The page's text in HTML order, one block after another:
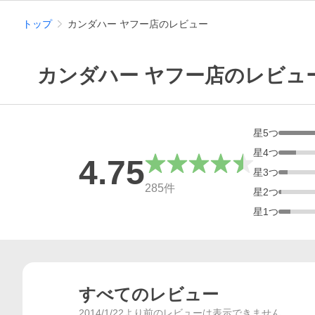
トップ カンダハー ヤフー店のレビュー
カンダハー ヤフー店のレビュ
総合評価
4.75285件
星5つ
星4つ
星3つ
星2つ
星1つ
すべてのレビュー